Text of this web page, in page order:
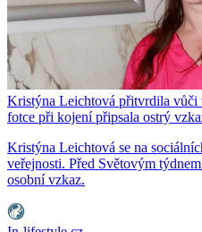
Kristýna Leichtová přitvrdila vůči
fotce při kojení připsala ostrý
Kristýna Leichtová se na
veřejnosti. Před Světovým
osobní vzkaz.